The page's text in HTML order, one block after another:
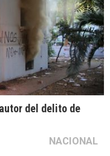
del delito de
NACIONAL